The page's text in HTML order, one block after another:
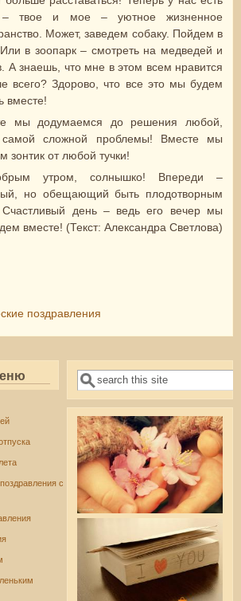
– твое и мое – уютное жизненное
Может, заведем собаку. Пойдем в
в зоопарк – смотреть на медведей и
А знаешь, что мне в этом всем нравится
всего? Здорово, что все это мы будем
вместе!
мы додумаемся до решения любой,
сложной проблемы! Вместе мы
зонтик от любой тучки!
утром, солнышко! Впереди –
но обещающий быть плодотворным
Счастливый день – ведь его вечер мы
вместе! (Текст: Александра Светлова)
поздравления
с
Форма поиска
Поиск